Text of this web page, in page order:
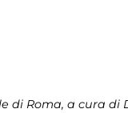
di Roma, a cura di